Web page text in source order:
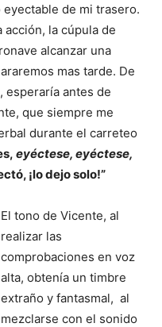
de mi trasero.
la cúpula de
alcanzar una
mas tarde. De
esperaría antes de
que siempre me
durante el carreteo
eyéctese, eyéctese,
¡lo dejo solo!”
El tono de Vicente, al
realizar las
comprobaciones en voz
alta, obtenía un timbre
extraño y fantasmal, al
mezclarse con el sonido